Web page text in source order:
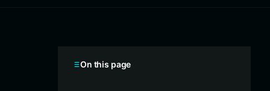
On this page